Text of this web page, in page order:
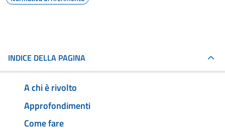
INDICE DELLA PAGINA
A chi è rivolto
Approfondimenti
Come fare